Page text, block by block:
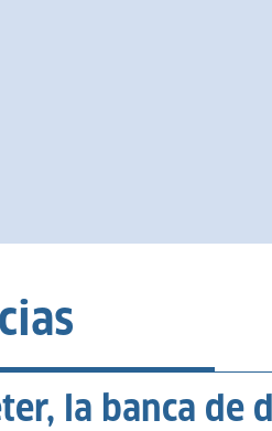
la banca de